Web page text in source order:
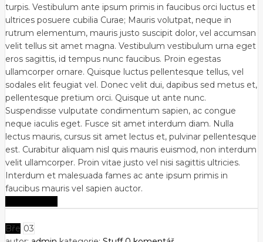
turpis. Vestibulum ante ipsum primis in faucibus orci luctus et
ultrices posuere cubilia Curae; Mauris volutpat, neque in
rutrum elementum, mauris justo suscipit dolor, vel accumsan
velit tellus sit amet magna. Vestibulum vestibulum urna eget
eros sagittis, id tempus nunc faucibus. Proin egestas
ullamcorper ornare. Quisque luctus pellentesque tellus, vel
sodales elit feugiat vel. Donec velit dui, dapibus sed metus et,
pellentesque pretium orci. Quisque ut ante nunc.
Suspendisse vulputate condimentum sapien, ac congue
neque iaculis eget. Fusce sit amet interdum diam. Nulla
lectus mauris, cursus sit amet lectus et, pulvinar pellentesque
est. Curabitur aliquam nisl quis mauris euismod, non interdum
velit ullamcorper. Proin vitae justo vel nisi sagittis ultricies.
Interdum et malesuada fames ac ante ipsum primis in
faucibus mauris vel sapien auctor.
Bře 03